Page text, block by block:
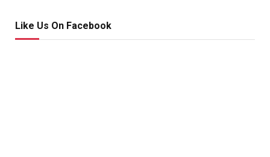
Like Us On Facebook